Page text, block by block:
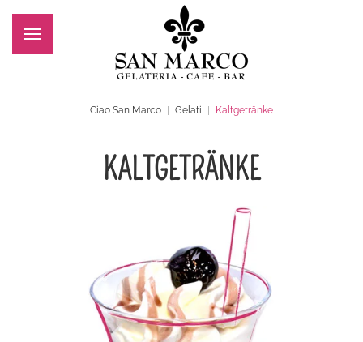
Zum Hauptinhalt springen
Ciao San Marco Gelati Kaltgetränke
KALTGETRÄNKE